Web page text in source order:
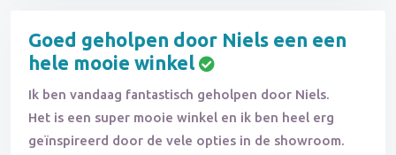
Goed geholpen door Niels een een
hele mooie winkel
Ik ben vandaag fantastisch geholpen door Niels.
Het is een super mooie winkel en ik ben heel erg
geïnspireerd door de vele opties in de showroom.